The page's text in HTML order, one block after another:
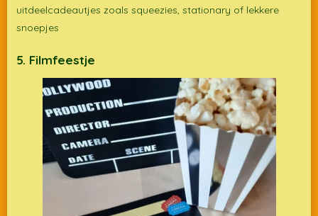
uitdeelcadeautjes zoals squeezies, stationary of lekkere
snoepjes
5. Filmfeestje